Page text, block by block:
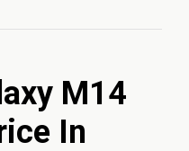
M14
In